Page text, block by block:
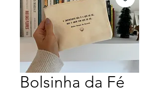
Bolsinha da Fé